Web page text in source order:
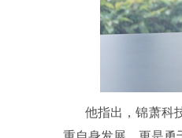
他指出，锦萧科